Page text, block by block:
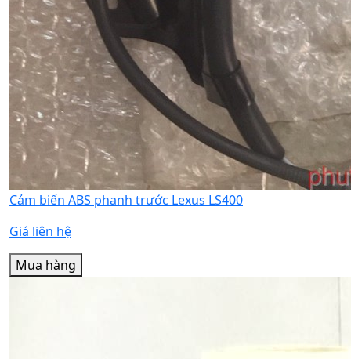
Cảm biến ABS phanh trước Lexus LS400
Giá liên hệ
Mua hàng